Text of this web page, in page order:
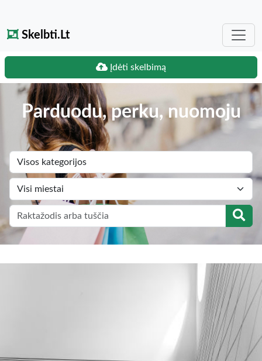
Skelbti.Lt
Įdėti skelbimą
Parduodu, perku, nuomoju